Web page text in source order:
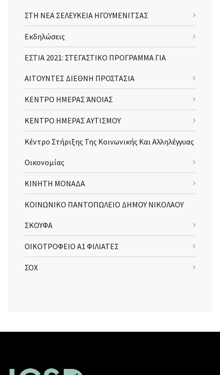
ΣΤΗ ΝΕΑ ΣΕΛΕΥΚΕΙΑ ΗΓΟΥΜΕΝΙΤΣΑΣ
Εκδηλώσεις
ΕΣΤΙΑ 2021: ΣΤΕΓΑΣΤΙΚΟ ΠΡΟΓΡΑΜΜΑ ΓΙΑ
ΑΙΤΟΥΝΤΕΣ ΔΙΕΘΝΗ ΠΡΟΣΤΑΣΙΑ
ΚΕΝΤΡΟ ΗΜΕΡΑΣ ΆΝΟΙΑΣ
ΚΕΝΤΡΟ ΗΜΕΡΑΣ ΑΥΤΙΣΜΟΥ
Κέντρο Στήριξης Της Κοινωνικής Και Αλληλέγγυας
Οικονομίας
ΚΙΝΗΤΗ ΜΟΝΑΔΑ
ΚΟΙΝΩΝΙΚΟ ΠΑΝΤΟΠΩΛΕΙΟ ΔΗΜΟΥ ΝΙΚΟΛΑΟΥ
ΣΚΟΥΦΑ
ΟΙΚΟΤΡΟΦΕΙΟ Α1 ΦΙΛΙΑΤΕΣ
ΣΟΧ